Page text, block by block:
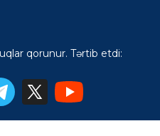
qorunur. Tərtib etdi: